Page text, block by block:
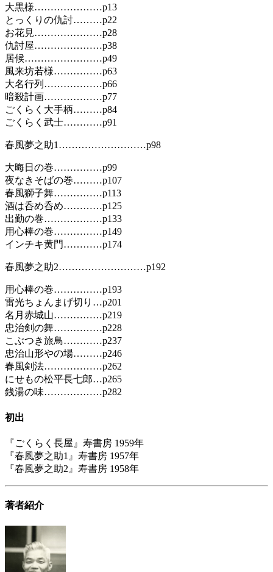
大黒様…………………p13
とっくりの仇討………p22
お花見…………………p28
仇討屋…………………p38
居候……………………p49
風来坊若様……………p63
大名行列………………p66
暗殺計画………………p77
ごくらく大手柄………p84
ごくらく武士…………p91
春風夢之助1………………………p98
大晦日の巻……………p99
夜なきそばの巻………p107
春風獅子舞……………p113
酒は呑め呑め…………p125
出勤の巻………………p133
用心棒の巻……………p149
インチキ黄門…………p174
春風夢之助2………………………p192
用心棒の巻……………p193
雷光ちょんまげ切り…p201
名月赤城山……………p219
忠治剣の舞……………p228
こぶつき旅鳥…………p237
忠治山形やの場………p246
春風剣法………………p262
にせもの松平長七郎…p265
銭湯の味………………p282
初出
『ごくらく長屋』寿書房 1959年
『春風夢之助1』寿書房 1957年
『春風夢之助2』寿書房 1958年
著者紹介